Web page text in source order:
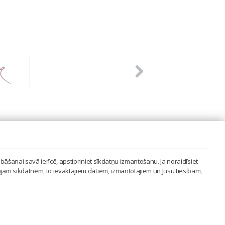
savā ierīcē, apstipriniet sīkdatņu izmantošanu. Ja noraidīsiet
sīkdatnēm, to ievāktajiem datiem, izmantotājiem un Jūsu tiesībām,